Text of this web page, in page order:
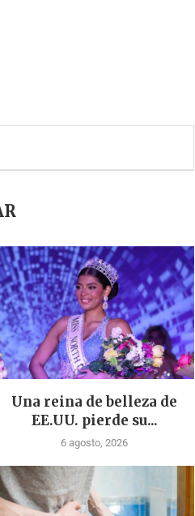
Una reina de belleza de
EE.UU. pierde su...
6 agosto, 2026